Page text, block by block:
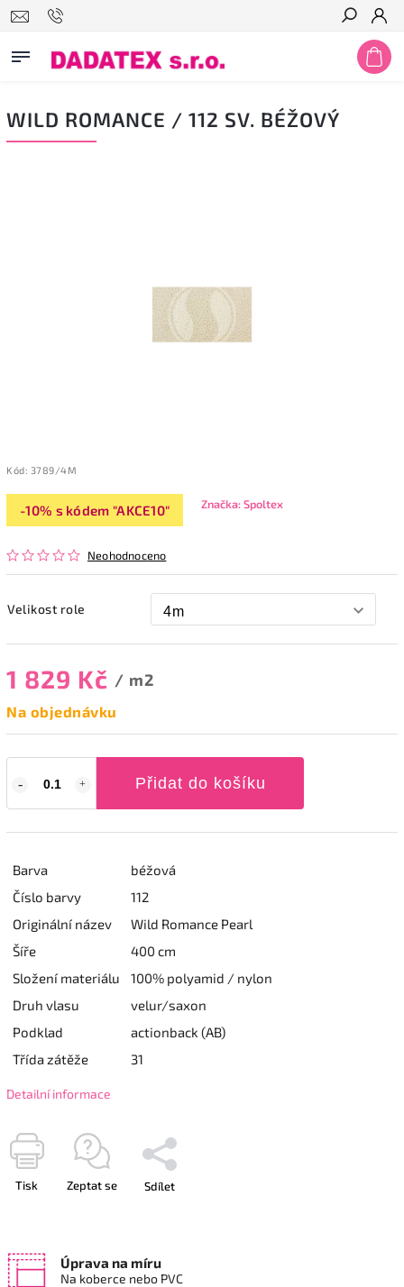
Hledat
WILD ROMANCE / 112 SV. BÉŽOVÝ
Kód: 3789/4M
-10% s kódem "AKCE10"
Neohodnoceno
Značka:Spoltex
Velikost role
1 829 Kč / m2
Na objednávku
Přidat do košíku
Barva
béžová
Číslo barvy
112
Originální název
Wild Romance Pearl
Šíře
400 cm
Složení materiálu
100% polyamid / nylon
Druh vlasu
velur/saxon
Podklad
actionback (AB)
Třída zátěže
31
Detailní informace
Tisk Zeptat se Sdílet
Úprava na míru
Na koberce nebo PVC